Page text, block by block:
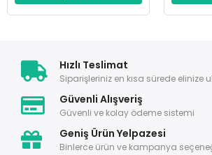
Hızlı Teslimat
Siparişleriniz en kısa sürede elinize
Güvenli Alışveriş
Güvenli ve kolay ödeme sistemi
Geniş Ürün Yelpazesi
Binlerce ürün ve kampanya